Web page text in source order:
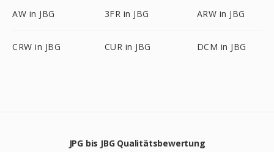
AW in JBG 3FR in JBG ARW in JBG
CRW in JBG CUR in JBG DCM in JBG
JPG bis JBG Qualitätsbewertung